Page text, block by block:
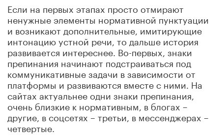
Если на первых этапах просто отмирают
ненужные элементы нормативной пунктуации
и возникают дополнительные, имитирующие
интонацию устной речи, то дальше история
развивается интереснее. Во-первых, знаки
препинания начинают подстраиваться под
коммуникативные задачи в зависимости от
платформы и развиваются вместе с ними. На
сайтах актуальнее одни знаки препинания,
очень близкие к нормативным, в блогах –
другие, в соцсетях – третьи, в мессенджерах –
четвертые.